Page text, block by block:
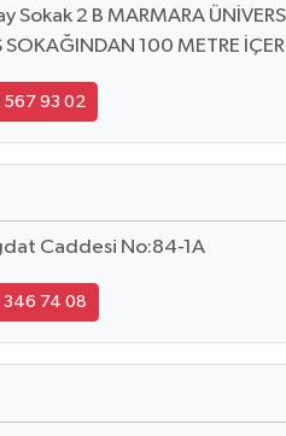
Sokak 2 B MARMARA
SOKAĞINDAN 100 METRE
567 93 02
Caddesi No:84-1A
346 74 08